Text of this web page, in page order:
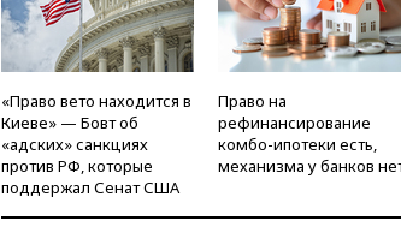
«Право вето находится в
Киеве» — Бовт об
«адских» санкциях
против РФ, которые
поддержал Сенат США
Право на
рефинансирование
комбо-ипотеки есть,
механизма у банков